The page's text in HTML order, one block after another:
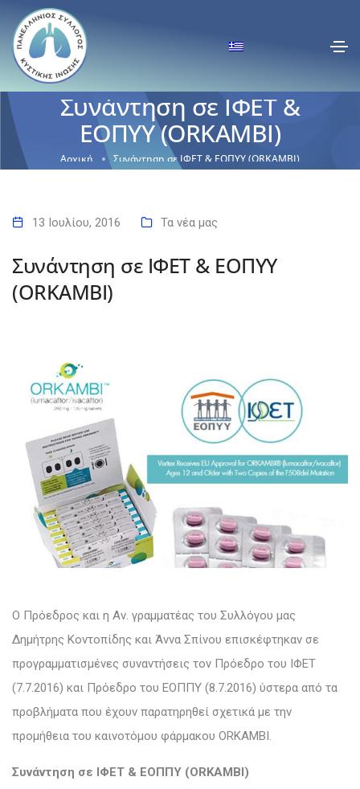
Συνάντηση σε ΙΦΕΤ &
ΕΟΠYΥ (ORKAMBI)
Αρχική Συνάντηση σε ΙΦΕΤ & ΕΟΠYΥ (ORKAMBI)
13 Ιουλίου, 2016 Τα νέα μας
Συνάντηση σε ΙΦΕΤ & ΕΟΠYΥ
(ORKAMBI)
Ο Πρόεδρος και η Αν. γραμματέας του Συλλόγου μας
Δημήτρης Κοντοπίδης και Άννα Σπίνου επισκέφτηκαν σε
προγραμματισμένες συναντήσεις τον Πρόεδρο του ΙΦΕΤ
(7.7.2016) και Πρόεδρο του ΕΟΠΠΥ (8.7.2016) ύστερα από τα
προβλήματα που έχουν παρατηρηθεί σχετικά με την
προμήθεια του καινοτόμου φάρμακου ORKAMBI.
Συνάντηση σε ΙΦΕΤ & ΕΟΠΠΥ (ORKAMBI)